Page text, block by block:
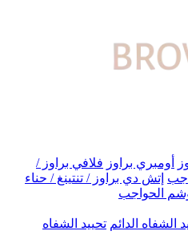
أومبري براوز فلافي براوز /
إتش دي براوز / تنتينغ / حناء
وشم الحواجب
الشفاه الدائم تحييد الشفاه